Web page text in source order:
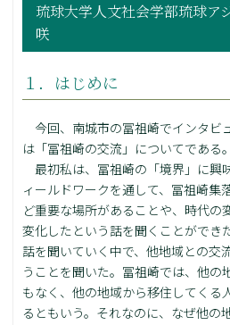
琉球大学人文社会学部琉球
咲
１．はじめに
今回、南城市の冨祖崎でインタビ
は「冨祖崎の交流」についてである。
最初私は、冨祖崎の「境界」に興
ィールドワークを通して、冨祖崎集
ど重要な場所があることや、時代の
変化したという話を聞くことができ
話を聞いていく中で、他地域との交
うことを聞いた。冨祖崎では、他の
もなく、他の地域から移住してくる
るともいう。それなのに、なぜ他の